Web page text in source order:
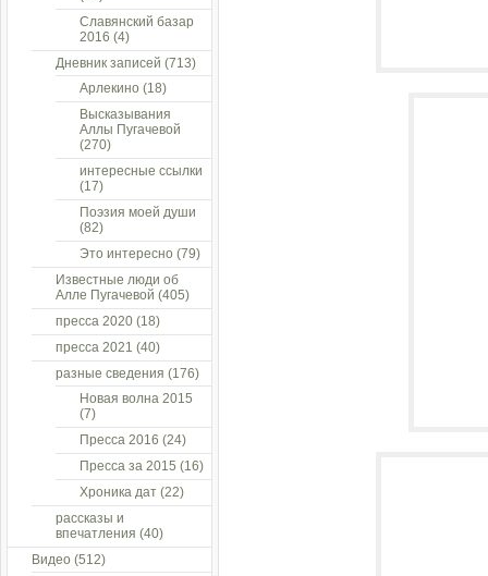
Славянский базар
2016 (4)
Дневник записей (713)
Арлекино (18)
Высказывания
Аллы Пугачевой
(270)
интересные ссылки
(17)
Поэзия моей души
(82)
Это интересно (79)
Известные люди об
Алле Пугачевой (405)
пресса 2020 (18)
пресса 2021 (40)
разные сведения (176)
Новая волна 2015
(7)
Пресса 2016 (24)
Пресса за 2015 (16)
Хроника дат (22)
рассказы и
впечатления (40)
Видео (512)